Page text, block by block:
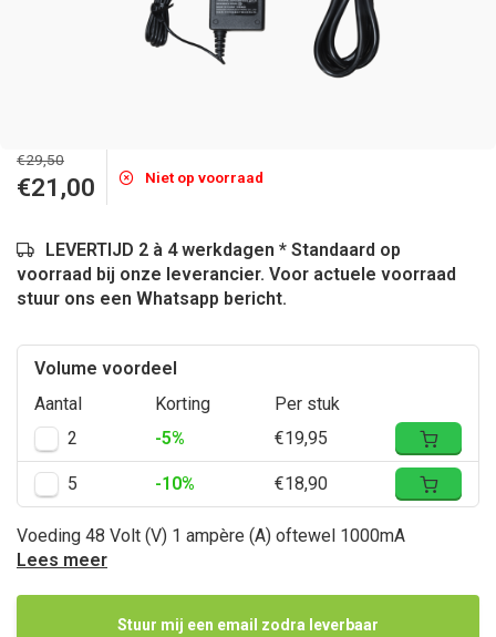
€29,50
€21,00 Niet op voorraad
LEVERTIJD 2 à 4 werkdagen * Standaard op
voorraad bij onze leverancier. Voor actuele voorraad
stuur ons een Whatsapp bericht.
Volume voordeel
Aantal
Korting
Per stuk
2
-5% €19,95
5 -10% €18,90
Voeding 48 Volt (V) 1 ampère (A) oftewel 1000mA
Lees meer
Stuur mij een email zodra leverbaar